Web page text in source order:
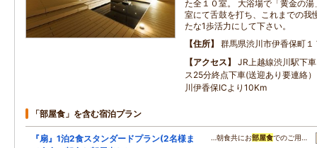
た全１０室。 大浴場で「黄金の
室にて舌鼓を打ち、これまでの我
たな1歩活力にして下さい。
住所
群馬県渋川市伊香保町１
アクセス
JR上越線渋川駅下
ス25分終点下車(送迎あり要連絡
川伊香保ICより10Km
「部屋食」を含む宿泊プラン
『扇』1泊2食スタンダードプラン(2名様ま
…朝食共にお部屋食でのご用…